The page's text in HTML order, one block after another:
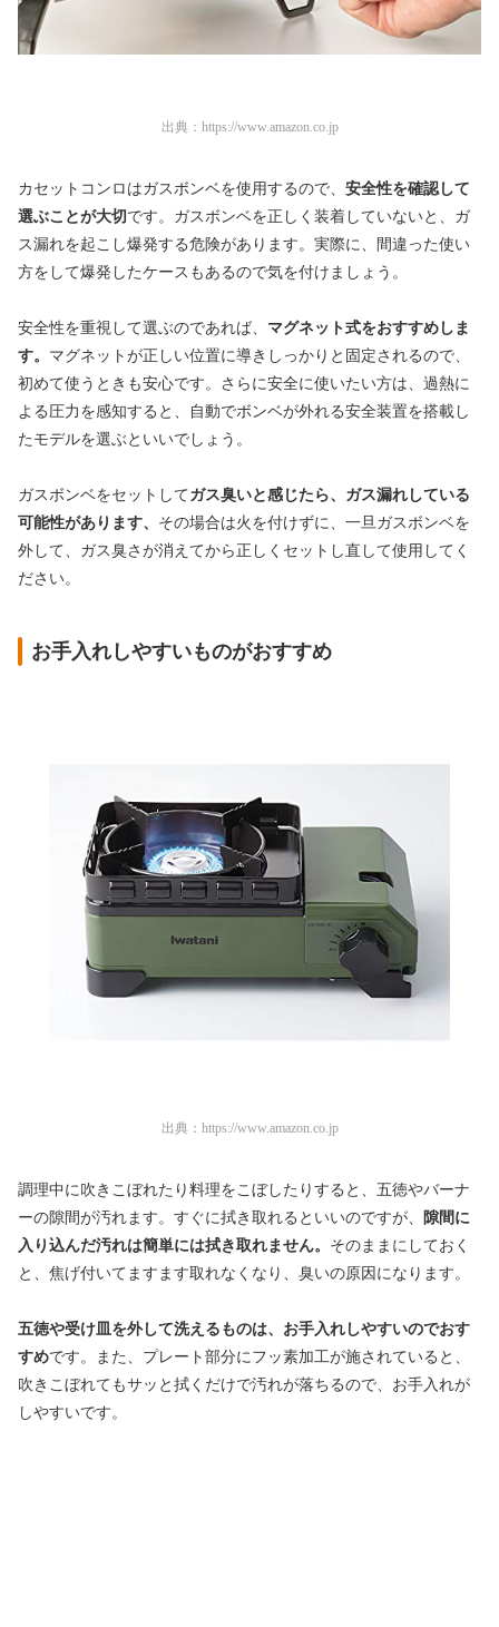
出典： https://www.amazon.co.jp
カセットコンロはガスボンベを使用するので、 安全性を確認して
選ぶことが大切です。ガスボンベを正しく装着していないと、ガ
ス漏れを起こし爆発する危険があります。実際に、間違った使い
方をして爆発したケースもあるので気を付けましょう。
安全性を重視して選ぶのであれば、 マグネット式をおすすめしま
す。 マグネットが正しい位置に導きしっかりと固定されるので、
初めて使うときも安心です。さらに安全に使いたい方は、過熱に
よる圧力を感知すると、自動でボンベが外れる安全装置を搭載し
たモデルを選ぶといいでしょう。
ガスボンベをセットしてガス臭いと感じたら、ガス漏れしている
可能性があります、 その場合は火を付けずに、一旦ガスボンベを
外して、ガス臭さが消えてから正しくセットし直して使用してく
ださい。
お手入れしやすいものがおすすめ
出典： https://www.amazon.co.jp
調理中に吹きこぼれたり料理をこぼしたりすると、五徳やバーナ
ーの隙間が汚れます。すぐに拭き取れるといいのですが、
隙間に
入り込んだ汚れは簡単には拭き取れません。 そのままにしておく
と、焦げ付いてますます取れなくなり、臭いの原因になります。
五徳や受け皿を外して洗えるものは、お手入れしやすいのでおす
すめです。また、プレート部分にフッ素加工が施されていると、
吹きこぼれてもサッと拭くだけで汚れが落ちるので、お手入れが
しやすいです。